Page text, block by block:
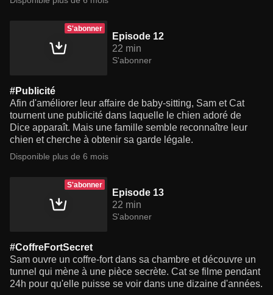
S'abonner
Episode 12
22 min
S'abonner
#Publicité
Afin d'améliorer leur affaire de baby-sitting, Sam et Cat
tournent une publicité dans laquelle le chien adoré de
Dice apparaît. Mais une famille semble reconnaître leur
chien et cherche à obtenir sa garde légale.
Disponible plus de 6 mois
S'abonner
Episode 13
22 min
S'abonner
#CoffreFortSecret
Sam ouvre un coffre-fort dans sa chambre et découvre un
tunnel qui mène à une pièce secrète. Cat se filme pendant
24h pour qu'elle puisse se voir dans une dizaine d'années.